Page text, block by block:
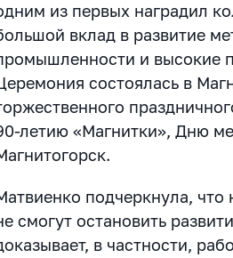
из первых наградил
вклад в развитие
и высокие
состоялась в
летию «Магнитки», Дню
подчеркнула, что
смогут остановить
в частности,